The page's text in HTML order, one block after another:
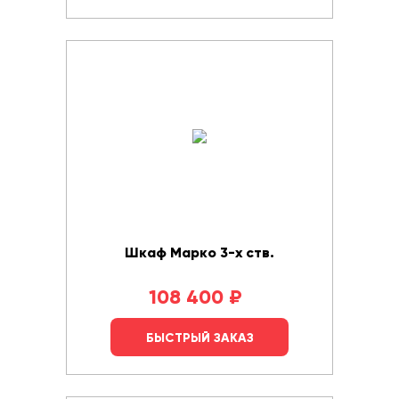
Шкаф Марко 3-х ств.
108 400 ₽
БЫСТРЫЙ ЗАКАЗ